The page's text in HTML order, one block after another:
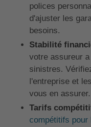
polices
d'ajuster les
besoins.
Stabilité
votre assureur
sinistres.
l'entreprise et
vous en assurer.
Tarifs
compétitifs pour